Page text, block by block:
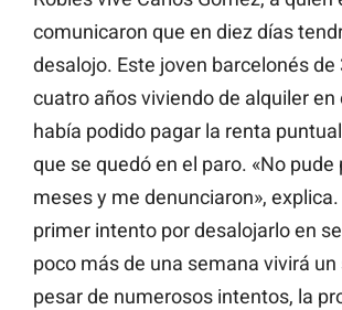
comunicaron que en diez días
desalojo. Este joven barcelonés de
cuatro años viviendo de alquiler en
había podido pagar la renta
que se quedó en el paro. «No pude
meses y me denunciaron», explica.
primer intento por desalojarlo en
poco más de una semana vivirá un
pesar de numerosos intentos, la